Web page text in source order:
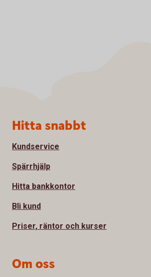
Sidfot
Hitta snabbt
Kundservice
Spärrhjälp
Hitta bankkontor
Bli kund
Priser, räntor och kurser
Om oss